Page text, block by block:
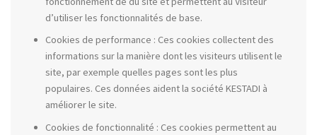
d’utiliser les fonctionnalités de base.
Cookies de performance : Ces cookies collectent des
informations sur la manière dont les visiteurs utilisent le
site, par exemple quelles pages sont les plus
populaires. Ces données aident la société KESTADI à
améliorer le site.
Cookies de fonctionnalité : Ces cookies permettent au